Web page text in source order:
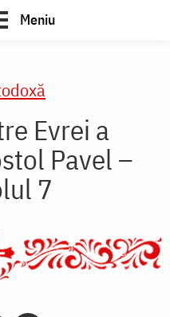
Meniu
Evrei a
Pavel –
7